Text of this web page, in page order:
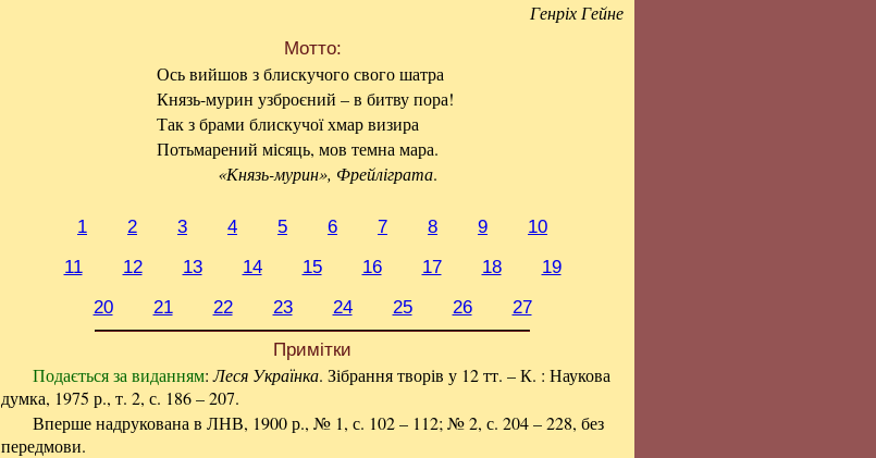
Генріх Гейне
Мотто:
Ось вийшов з блискучого свого шатра
Князь-мурин узброєний – в битву пора!
Так з брами блискучої хмар визира
Потьмарений місяць, мов темна мара.
«Князь-мурин», Фрейліграта.
1 2 3 4 5 6 7 8 9
10
11
12 13 14 15 16 17 18
19
20
21 22 23 24 25 26
27
Примітки
Подається за виданням:Леся Українка. Зібрання творів у 12 тт. – К. : Наукова
думка, 1975 р., т. 2, с. 186 – 207.
Вперше надрукована в ЛНВ, 1900 р., № 1, с. 102 – 112; № 2, с. 204 – 228, без
передмови.